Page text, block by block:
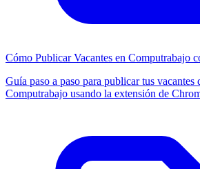
Cómo Publicar Vacantes en Computrabajo
Guía paso a paso para publicar tus vacantes
Computrabajo usando la extensión de